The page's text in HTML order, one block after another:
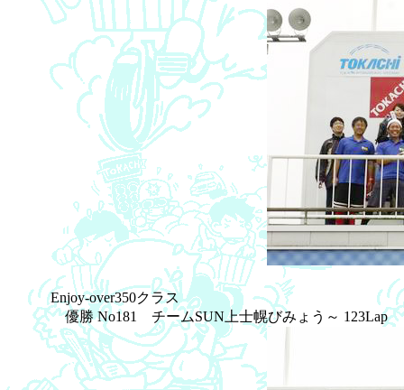
Enjoy-over350クラス
優勝 No181 チームSUN上士幌びみょう～ 123Lap